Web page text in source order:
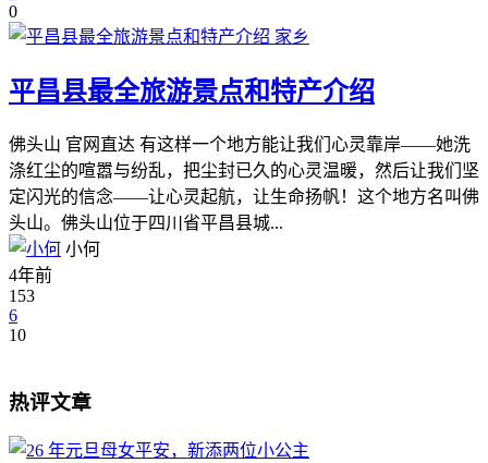
0
家乡
平昌县最全旅游景点和特产介绍
佛头山 官网直达 有这样一个地方能让我们心灵靠岸——她洗
涤红尘的喧嚣与纷乱，把尘封已久的心灵温暖，然后让我们坚
定闪光的信念——让心灵起航，让生命扬帆！这个地方名叫佛
头山。佛头山位于四川省平昌县城...
小何
4年前
153
6
10
热评文章